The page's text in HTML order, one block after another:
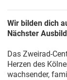
Wir bilden dich
Nächster
Das Zweirad-
Herzen des
wachsender,